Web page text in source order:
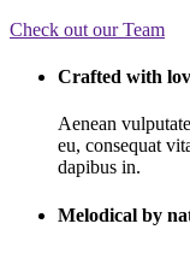
Check out our Team
Crafted with
Aenean
eu, consequat
dapibus in.
Melodical by